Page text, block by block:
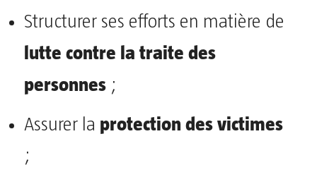
Structurer ses efforts en matière de
lutte contre la traite des
personnes;
Assurer la protection des victimes
;